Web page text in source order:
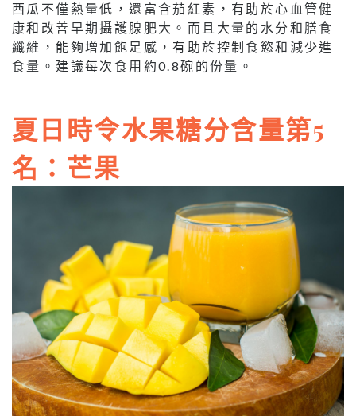
西瓜不僅熱量低，還富含茄紅素，有助於心血管健
康和改善早期攝護腺肥大。而且大量的水分和膳食
纖維，能夠增加飽足感，有助於控制食慾和減少進
食量。建議每次食用約0.8碗的份量。
夏日時令水果糖分含量第5
名：芒果